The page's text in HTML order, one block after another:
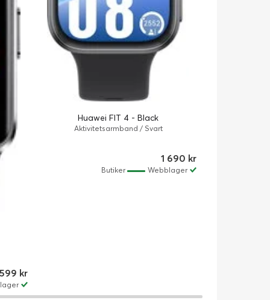
599 kr
Huawei FIT 4 - Black
Aktivitetsarmband / Svart
1 690 kr
Webblager
Butiker